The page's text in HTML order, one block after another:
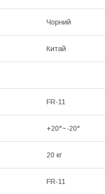
Чорний
Китай
FR-11
+20°~-20°
20 кг
FR-11